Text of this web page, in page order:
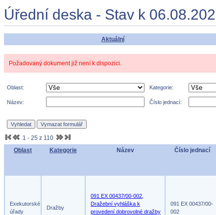
Úřední deska - Stav k
Aktuální
Požadovaný dokument již není k dispozici.
Oblast: Kategorie:
Název: Číslo jednací:
1 - 25 z 110
Oblast
Kategorie Název Číslo jednací
Exekutorské
úřady
Dražby
091 EX 00437/00-002,
Dražební vyhláška k
provedení dobrovolné dražby
091 EX 00437/00-
002